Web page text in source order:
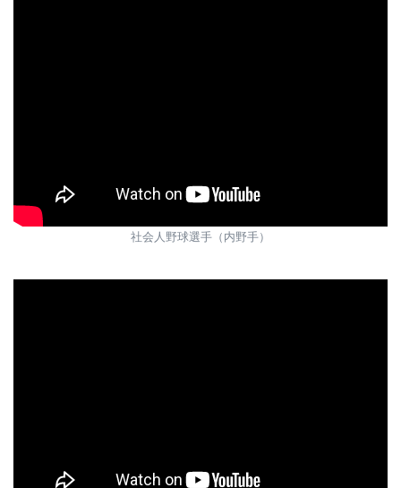
社会人野球選手（内野手）